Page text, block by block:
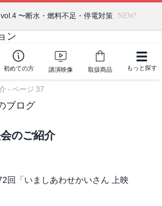
〜断水・燃料不足・停電対策 NEW!
初めての方 講演映像 取扱商品 もっと探す
- ページ 37
のご紹介
回「いましあわせかいさん 上映